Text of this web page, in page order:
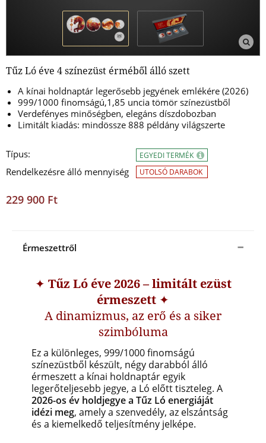
Tűz Ló éve 4 színezüst érméből álló szett
A kínai holdnaptár legerősebb jegyének emlékére (2026)
999/1000 finomságú,1,85 uncia tömör színezüstből
Verdefényes minőségben, elegáns díszdobozban
Limitált kiadás: mindössze 888 példány világszerte
Típus:
Rendelkezésre álló mennyiség
EGYEDI TERMÉK
UTOLSÓ DARABOK
229 900 Ft
Érmeszettről
✦ Tűz Ló éve 2026 – limitált ezüst
érmeszett ✦
A dinamizmus, az erő és a siker
szimbóluma
Ez a különleges, 999/1000 finomságú
színezüstből készült, négy darabból álló
érmeszett a kínai holdnaptár egyik
legerőteljesebb jegye, a Ló előtt tiszteleg. A
2026-os év holdjegye a Tűz Ló energiáját
idézi meg, amely a szenvedély, az elszántság
és a kiemelkedő teljesítmény jelképe.